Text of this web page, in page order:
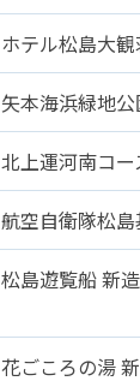
ホテル松島大観
矢本海浜緑地公
北上運河南コ
航空自衛隊松
松島遊覧船 新
花ごころの湯